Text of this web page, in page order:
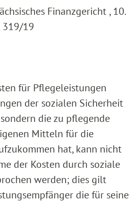
Finanzgericht , 10.
319/19
für Pflegeleistungen
der sozialen Sicherheit
die zu pflegende
Mitteln für die
hat, kann nicht
der Kosten durch soziale
werden; dies gilt
die für seine